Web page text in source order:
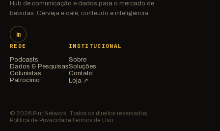
Hub de comunicação e dados para o mercado de
bebidas. Cerveja e café, conteúdo e inteligência.
in
REDE
Podcasts
Dados & Pesquisas
Colunistas
Patrocínio
INSTITUCIONAL
Sobre
Soluções
Contato
Loja ↗
© 2026 Pint Network. Todos os direitos reservados.
Política de PrivacidadeTermos de Uso